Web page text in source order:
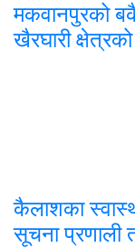
मकवानपुरको
खैरघारी
कैलाशका
सूचना प्रणाली